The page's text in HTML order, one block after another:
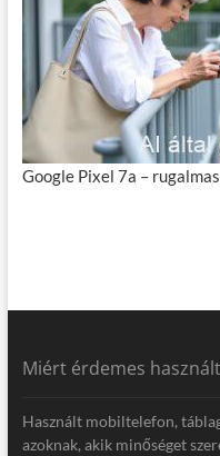
Google Pixel 7a –
Miért érdemes
Használt mobiltelefon,
azoknak, akik minőséget